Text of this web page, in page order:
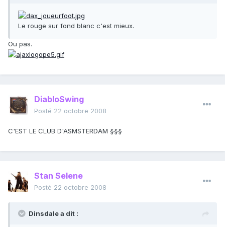
Le rouge sur fond blanc c'est mieux.
Ou pas.
DiabloSwing
Posté 22 octobre 2008
C'EST LE CLUB D'ASMSTERDAM §§§
Stan Selene
Posté 22 octobre 2008
Dinsdale a dit :